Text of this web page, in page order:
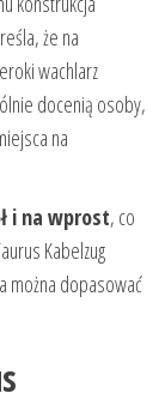
że na
wachlarz
docenią osoby,
na
i na wprost, co
Kabelzug
można dopasować